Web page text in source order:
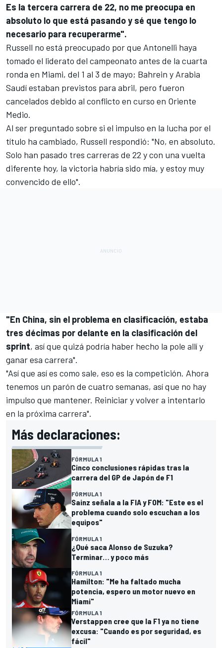
Es la tercera carrera de 22, no me preocupa en
absoluto lo que está pasando y sé que tengo lo
necesario para recuperarme".
Russell no está preocupado por que Antonelli haya
tomado el liderato del campeonato antes de la cuarta
ronda en Miami, del 1 al 3 de mayo; Bahrein y Arabia
Saudí estaban previstos para abril, pero fueron
cancelados debido al conflicto en curso en Oriente
Medio.
Al ser preguntado sobre si el impulso en la lucha por el
título ha cambiado, Russell respondió: "No, en absoluto.
Solo han pasado tres carreras de 22 y con una vuelta
diferente hoy, la victoria habría sido mía, y estoy muy
convencido de ello".
"En China, sin el problema en clasificación, estaba
tres décimas por delante en la clasificación del
sprint, así que quizá podría haber hecho la pole allí y
ganar esa carrera".
"Así que así es como sale, eso es la competición. Ahora
tenemos un parón de cuatro semanas, así que no hay
impulso que mantener. Reiniciar y volver a intentarlo
en la próxima carrera".
Más declaraciones:
FÓRMULA 1
Cinco conclusiones rápidas tras la
carrera del GP de Japón de F1
FÓRMULA 1
Sainz señala a la FIA y FOM: "Este es el
problema cuando solo escuchan a los
equipos"
FÓRMULA 1
¿Qué saca Alonso de Suzuka?
Terminar… y poco más
FÓRMULA 1
Hamilton: "Me ha faltado mucha
potencia, espero un motor nuevo en
Miami"
FÓRMULA 1
Verstappen cree que la F1 ya no tiene
excusa: "Cuando es por seguridad, es
fácil"